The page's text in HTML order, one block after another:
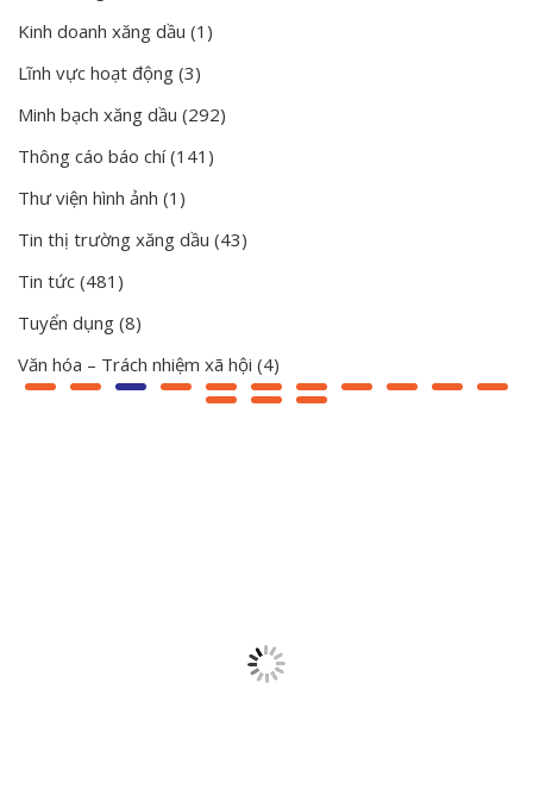
Kinh doanh xăng dầu (1)
Lĩnh vực hoạt động (3)
Minh bạch xăng dầu (292)
Thông cáo báo chí(141)
Thư viện hình ảnh (1)
Tin thị trường xăng dầu (43)
Tin tức (481)
Tuyển dụng (8)
Văn hóa – Trách nhiệm xã hội (4)